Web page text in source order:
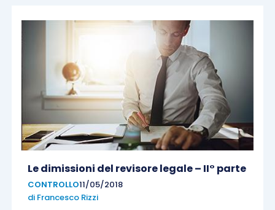
Le dimissioni del revisore legale – II° parte
CONTROLLO11/05/2018
di Francesco Rizzi